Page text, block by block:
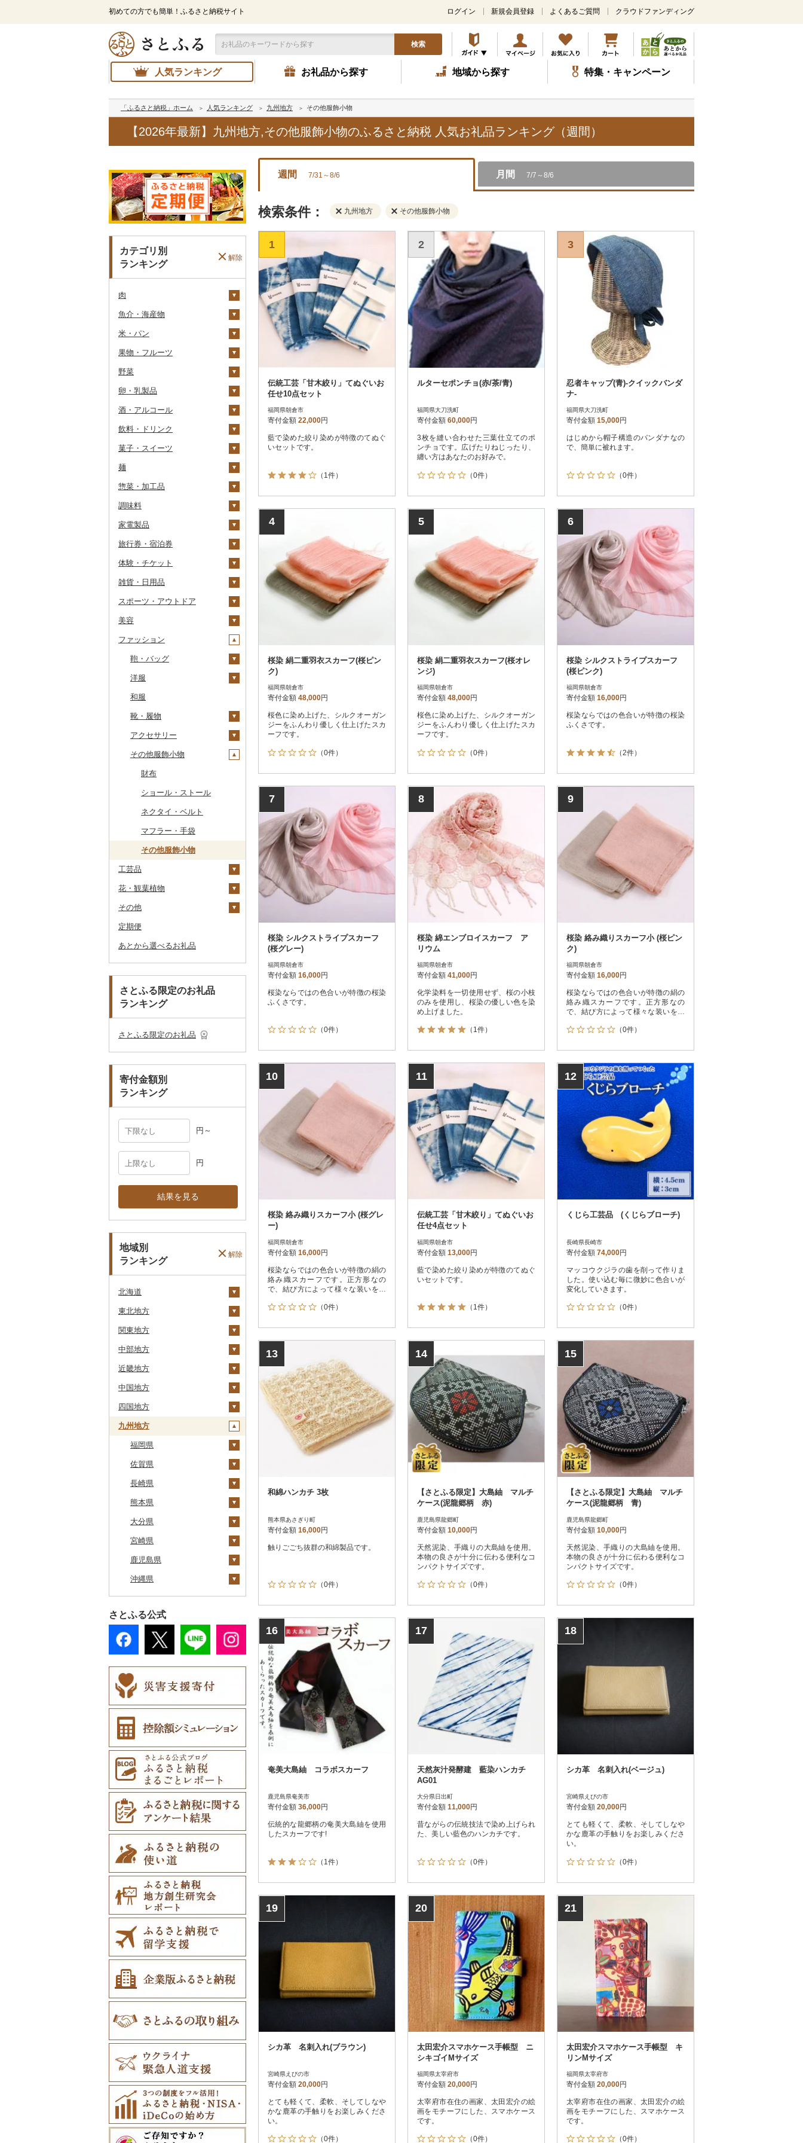
初めての方でも簡単！ふるさと納税サイト
メ
ン
コ
ン
テ
ツ
キ
ッ
プ
ログイン 新規会員登録 よくあるご質問 クラウドファンディング
検索
人気ランキング お礼品から探す 地域から探す 特集・キャンペーン
「ふるさと納税」ホーム 人気ランキング 九州地方 その他服飾小物
【2026年最新】九州地方,その他服飾小物のふるさと納税 人気お礼品ランキング（週間）
カテゴリ別
ランキング
解除
肉
牛肉（精肉）
ステーキ
すき焼き
焼肉
牛タン
和牛
黒毛和牛
仙台牛
米沢牛
山形牛
常陸牛
上州牛
飛騨牛
近江牛
但馬牛
土佐あかうし
佐賀牛
長崎和牛
あか牛
宮崎牛
その他牛肉（精肉）
牛肉（加工品）
ハンバーグ
ローストビーフ
ビーフジャーキー
その他牛肉（加工品）
豚肉（精肉）
すき焼き
しゃぶしゃぶ
焼肉
アグー豚
豚肉（加工品）
ハンバーグ
もつ鍋
ハム
ソーセージ・ウインナ
鶏肉
鶏肉（精肉）
ハム・ソーセージ
唐揚げ
水炊き
地鶏
赤鶏さつま
その他鶏肉
鹿肉
馬肉
羊肉・ラム肉（ジンギス
魚介・海産物
カニ
ズワイガニ
毛ガニ
かにしゃぶ
その他カニ
エビ
ボタンエビ
伊勢海老
その他エビ
いくら
うに
明太子・たらこ
明太子
たらこ
その他魚卵
数の子
キャビア
その他魚卵
貝
鮑（アワビ）
牡蠣（カキ）
あさり
しじみ
サザエ
はまぐり
その他貝
鮮魚
鮭・サーモン
マグロ
イワシ
カツオ
金目鯛
クエ
サバ
さんま
鯛
のどぐろ
ふぐ
ブリ
ほっけ
その他鮮魚
イカ・タコ
イカ
タコ
海苔・海藻
海苔
わかめ
ひじき
その他海苔・海藻
干物
ししゃも
その他干物
その他魚介・加工品
しらす・ちりめん
かまぼこ・練り製品
米・パン
米
無洗米
玄米
金芽米
ゆめぴりか
コシヒカリ
はえぬき
さがびより
あきたこまち
ひとめぼれ
ミルキークィーン
ななつぼし
雑穀
餅
その他穀物加工品
パン
果物・フルーツ
ぶどう・マスカット
巨峰
ナガノパープル
ピオーネ
デラウェア
その他ぶどう・マスカ
いちご
りんご
もも
メロン
梨
和梨
洋梨・ラフランス
マンゴー
みかん・柑橘
みかん
レモン
不知火・デコポン
せとか
まどんな
ポンカン
その他柑橘
すいか
キウイ
柿（カキ）
ドライフルーツ
干し芋
その他ドライフルーツ
その他果物
びわ
ブルーベリー
パイナップル
栗
その他果物
野菜
いも
じゃがいも
さつまいも
その他いも
トマト
フルーツトマト
ミニトマト
玉ねぎ
ねぎ
根菜
人参
大根
自然薯
レンコン
にんにく・生姜
その他根菜
アスパラガス
豆
きのこ
しいたけ
松茸
その他きのこ
その他野菜
山菜
かぼちゃ
レタス
その他野菜
卵・乳製品
卵
チーズ
ヨーグルト
バター
その他乳製品
酒・アルコール
ビール・発泡酒
ビール
地ビール・クラフトビ
日本酒
純米吟醸
大吟醸
吟醸
その他日本酒
芋焼酎
麦焼酎
米焼酎
黒糖焼酎
その他焼酎
梅酒
泡盛
ワイン
白ワイン
赤ワイン
シャンパン・スパーク
ウイスキー
リキュール・洋酒
甘酒
ノンアルコール
その他酒
飲料・ドリンク
水・ミネラルウォーター
飲料
コーヒー豆
粉
ドリップ
茶
飲料
茶葉・ティーバッグ
静岡茶
足柄茶
知覧茶
八女茶
果汁飲料
りんごジュース
みかんジュース（オレ
紅茶
飲料
茶葉・ティーバッグ
その他飲料・ジュース
野菜ジュース
炭酸飲料
豆乳
菓子・スイーツ
クッキー
焼き菓子
プリン
ゼリー
チョコレート
カステラ
アイス・ジェラート
その他洋菓子
煎餅・おかき
羊羹
饅頭
大福
その他和菓子
麺
ラーメン
うどん
そば
パスタ
ひやむぎ
そうめん
その他麺
惣菜・加工品
惣菜
餃子
シュウマイ
コロッケ
その他惣菜
カレー・シチュー
カレー
シチュー
鍋
肉
魚
その他鍋
ピザ
レトルト
スープ
豆腐・納豆
豆腐
納豆
漬物
梅干
キムチ
その他漬物
缶詰・瓶詰
肉
魚
果物
ジャム
その他缶詰・瓶詰
乾物
燻製（スモーク）
おせち
その他加工品
調味料
砂糖
塩
醤油
味噌
酢
だし
食用油
えごま油
オリーブオイル
ごま油
その他食用油
はちみつ
ドレッシング
その他調味料
みりん
ケチャップ
こしょう
その他調味料
家電製品
季節・空調家電
キッチン家電
照明器具
パソコン・周辺機器
TV・オーディオ・カメラ
美容・健康家電
カー用品
時計
その他家電
旅行券・宿泊券
旅行券
JTBふるさと旅行クー
その他旅行券
宿泊券
体験・チケット
PayPay商品券
食事券
温泉・サウナ・スパ利用
券
ゴルフプレー券
GDOふるさとゴルフ
券
花火大会チケット
カタログギフト
その他体験・チケット
雑貨・日用品
家具・インテリア
机・テーブル
椅子・チェア・ソファ
その他家具・インテリ
寝具
布団
枕
毛布
タオルケット
その他寝具
タオル
泉州タオル
その他タオル
文房具・印鑑
ボールペン
ノート・ファイル
印鑑
その他文房具
食器
グラス・カップ
タンブラー
箸
スプーン・フォーク・
キッチン用品
包丁
フライパン
鍋
まな板
土鍋
その他キッチン用品
日用品
洗剤
トイレットペーパー
ティッシュ
その他日用品
楽器・器材
本・CD・DVD
おもちゃ・ぬいぐるみ
ご当地キャラクター
ベビー用品
ペット用品
防災グッズ
その他雑貨
スポーツ・アウトドア
ゴルフ
ゴルフボール
ゴルフクラブ
ゴルフウェア
その他ゴルフ
釣り
サイクリング
アウトドア・キャンプ
その他スポーツ
ウェア・ユニフォーム
その他スポーツ
美容
スキンケア
化粧水・乳液・美容液
洗顔
その他スキンケア
シャンプー・リンス
石鹸・ボディーソープ
入浴剤
アロマ
プロテイン
その他美容
ファッション
鞄・バッグ
トートバッグ・ショル
ツケース
その他鞄・バッグ
洋服
女性・レディース
男性・メンズ
子供・ベビー
その他洋服
和服
靴・履物
靴・シューズ
スリッパ・下駄・草履
その他靴・履物
アクセサリー
ペンダント・ネックレ
その他服飾小物
財布
ショール・ストール
ネクタイ・ベルト
マフラー・手袋
その他服飾小物
工芸品
織物
本場奄美大島紬
陶器・漆器
唐津焼
備前焼
美濃焼
村上木彫堆朱
その他装飾品・工芸品
数珠
工芸品
播州そろばん
美濃和紙
花・観葉植物
観葉植物・苗木
花
胡蝶蘭
造花・プリザーブドフ
ラワー
その他花
盆栽・その他
その他
地域サービス
その他
定期便
あとから選べるお礼品
さとふる限定のお礼品
ランキング
さとふる限定のお礼品
寄付金額別
ランキング
円～
円
結果を見る
地域別
ランキング
解除
北海道
安平町
八雲町
鹿部町
江差町
白老町
せたな町
旭川市
森町
稚内市
標津町
清里町
北斗市
留萌市
白糠町
釧路町
名寄市
美唄市
厚岸町
南富良野町
上富良野町
和寒町
乙部町
根室市
三笠市
東川町
厚真町
奥尻町
網走市
浦河町
広尾町
中札内村
比布町
鶴居村
釧路市
苫前町
当別町
占冠村
上士幌町
平取町
七飯町
北見市
登別市
東北地方
青森県
十和田市
大鰐町
南部町
五戸町
藤崎町
六ヶ所村
東北町
三戸町
東通村
黒石市
おいらせ町
鶴田町
階上町
深浦町
青森市
田子町
新郷村
野辺地町
六戸町
五所川原市
平川市
蓬田村
中泊町
外ヶ浜町
つがる市
弘前市
鰺ヶ沢町
むつ市
青森県（県庁）
三沢市
西目屋村
岩手県
宮古市
軽米町
岩手町
矢巾町
釜石市
野田村
普代村
一戸町
陸前高田市
紫波町
滝沢市
住田町
葛巻町
花巻市
岩泉町
田野畑村
遠野市
雫石町
岩手県（県庁）
一関市
久慈市
西和賀町
北上市
平泉町
洋野町
大船渡市
山田町
宮城県
柴田町
色麻町
丸森町
大衡村
加美町
利府町
白石市
登米市
山元町
名取市
川崎町
村田町
栗原市
富谷市
岩沼市
大崎市
石巻市
多賀城市
宮城県（県庁）
亘理町
蔵王町
女川町
気仙沼市
美里町
松島町
大和町
南三陸町
仙台市
大河原町
角田市
涌谷町
東松島市
秋田県
大潟村
横手市
能代市
小坂町
仙北市
井川町
潟上市
三種町
藤里町
湯沢市
大館市
由利本荘市
にかほ市
羽後町
秋田市
美郷町
東成瀬村
五城目町
北秋田市
八峰町
鹿角市
大仙市
八郎潟町
山形県
村山市
尾花沢市
上山市
河北町
酒田市
新庄市
長井市
小国町
南陽市
中山町
庄内町
大石田町
川西町
山形県（県庁）
東根市
飯豊町
鮭川村
大蔵村
山辺町
戸沢村
舟形町
最上町
真室川町
寒河江市
高畠町
山形市
三川町
大江町
米沢市
福島県
天栄村
広野町
鏡石町
須賀川市
小野町
棚倉町
古殿町
昭和村
下郷町
西郷村
二本松市
猪苗代町
郡山市
玉川村
いわき市
南会津町
田村市
磐梯町
三春町
本宮市
柳津町
鮫川村
福島市
葛尾村
三島町
桑折町
矢吹町
国見町
檜枝岐村
喜多方市
南相馬市
会津若松市
大熊町
浅川町
関東地方
茨城県
土浦市
取手市
つくば市
稲敷市
潮来市
五霞町
北茨城市
境町
かすみがうら市
牛久市
常陸太田市
つくばみらい市
下妻市
茨城町
神栖市
常総市
美浦村
河内町
ひたちなか市
龍ケ崎市
守谷市
常陸大宮市
笠間市
行方市
結城市
城里町
水戸市
桜川市
石岡市
茨城県（県庁）
坂東市
小美玉市
日立市
大子町
鹿嶋市
阿見町
那珂市
筑西市
栃木県
那須塩原市
市貝町
塩谷町
上三川町
佐野市
真岡市
高根沢町
大田原市
栃木市
日光市
小山市
宇都宮市
栃木県（県庁）
那珂川町
茂木町
矢板市
足利市
那須町
鹿沼市
下野市
益子町
芳賀町
野木町
群馬県
榛東村
下仁田町
玉村町
安中市
川場村
昭和村
甘楽町
明和町
沼田市
桐生市
吉岡町
太田市
高山村
みどり市
みなかみ町
富岡市
館林市
伊勢崎市
東吾妻町
前橋市
藤岡市
邑楽町
板倉町
嬬恋村
草津町
群馬県（県庁）
大泉町
長野原町
中之条町
埼玉県
春日部市
蕨市
戸田市
毛呂山町
久喜市
ふじみ野市
川島町
上里町
川口市
飯能市
長瀞町
羽生市
小鹿野町
鳩山町
神川町
東秩父村
横瀬町
三芳町
幸手市
日高市
蓮田市
川越市
宮代町
吉見町
入間市
志木市
北本市
桶川市
加須市
三郷市
八潮市
越生町
さいたま市
鴻巣市
嵐山町
千葉県
勝浦市
袖ケ浦市
我孫子市
長柄町
芝山町
八千代市
横芝光町
多古町
白子町
栄町
香取市
習志野市
君津市
南房総市
八街市
東金市
九十九里町
いすみ市
東庄町
館山市
大網白里市
一宮町
佐倉市
茂原市
野田市
山武市
鴨川市
印西市
神崎町
船橋市
千葉市
白井市
成田市
富津市
東京都
八王子市
日野市
昭島市
武蔵村山市
葛飾区
小金井市
墨田区
東久留米市
利島村
瑞穂町
大島町
国分寺市
中央区
あきる野市
中野区
荒川区
北区
多摩市
稲城市
世田谷区
日の出町
板橋区
千代田区
新宿区
江東区
青梅市
国立市
品川区
福生市
小平市
文京区
大田区
豊島区
神奈川県
南足柄市
松田町
大井町
中井町
愛川町
山北町
真鶴町
清川村
開成町
藤沢市
鎌倉市
伊勢原市
小田原市
湯河原町
秦野市
綾瀬市
横須賀市
三浦市
大磯町
箱根町
横浜市
川崎市
厚木市
海老名市
相模原市
座間市
二宮町
中部地方
新潟県
十日町市
弥彦村
阿賀町
出雲崎町
魚沼市
佐渡市
燕市
南魚沼市
関川村
新発田市
加茂市
小千谷市
田上町
五泉市
三条市
糸魚川市
上越市
阿賀野市
津南町
新潟県（県庁）
柏崎市
村上市
妙高市
聖籠町
刈羽村
湯沢町
富山県
射水市
氷見市
朝日町
高岡市
魚津市
砺波市
入善町
黒部市
立山町
富山県（県庁）
小矢部市
滑川市
富山市
南砺市
石川県
羽咋市
七尾市
白山市
穴水町
輪島市
中能登町
石川県（県庁）
野々市市
能登町
能美市
津幡町
宝達志水町
金沢市
かほく市
志賀町
加賀市
福井県
美浜町
小浜市
越前町
若狭町
鯖江市
高浜町
勝山市
福井県（県庁）
越前市
坂井市
あわら市
福井市
敦賀市
永平寺町
山梨県
富士吉田市
甲斐市
山梨市
富士川町
大月市
富士河口湖町
韮崎市
南アルプス市
市川三郷町
都留市
山梨県（県庁）
忍野村
中央市
北杜市
鳴沢村
西桂町
身延町
早川町
南部町
昭和町
甲府市
甲州市
長野県
高森町
御代田町
飯田市
青木村
南箕輪村
長野県（県庁）
上松町
高山村
南木曽町
朝日村
根羽村
須坂市
川上村
信濃町
南牧村
伊那市
立科町
東御市
中野市
豊丘村
売木村
木曽町
箕輪町
駒ヶ根市
王滝村
千曲市
辰野町
茅野市
喬木村
阿智村
小川村
宮田村
岐阜県
養老町
八百津町
池田町
関市
瑞穂市
飛騨市
岐南町
大野町
山県市
本巣市
大垣市
輪之内町
神戸町
瑞浪市
中津川市
高山市
郡上市
白川村
御嵩町
海津市
七宗町
笠松町
東白川村
土岐市
岐阜県（県庁）
下呂市
多治見市
垂井町
恵那市
白川町
各務原市
静岡県
下田市
静岡市
吉田町
函南町
藤枝市
御殿場市
浜松市
伊東市
沼津市
裾野市
焼津市
富士宮市
河津町
袋井市
熱海市
掛川市
伊豆の国市
小山町
森町
富士市
御前崎市
東伊豆町
西伊豆町
清水町
南伊豆町
松崎町
湖西市
磐田市
三島市
静岡県（県庁）
愛知県
清須市
田原市
安城市
北名古屋市
東栄町
豊山町
南知多町
みよし市
武豊町
幸田町
碧南市
岡崎市
愛知県（県庁）
蒲郡市
東郷町
犬山市
弥富市
東海市
春日井市
瀬戸市
大府市
半田市
あま市
岩倉市
小牧市
愛西市
長久手市
豊川市
尾張旭市
近畿地方
三重県
鈴鹿市
伊賀市
木曽岬町
多気町
松阪市
桑名市
志摩市
明和町
鳥羽市
いなべ市
紀北町
熊野市
南伊勢町
朝日町
紀宝町
四日市市
大台町
尾鷲市
三重県（県庁）
津市
名張市
東員町
玉城町
滋賀県
長浜市
高島市
草津市
近江八幡市
竜王町
甲賀市
湖南市
大津市
彦根市
栗東市
愛荘町
滋賀県（県庁）
米原市
多賀町
京都府
宮津市
伊根町
与謝野町
福知山市
亀岡市
城陽市
久御山町
京丹後市
井手町
木津川市
宇治田原町
長岡京市
笠置町
宇治市
京丹波町
京都府（府庁）
大山崎町
精華町
南山城村
京都市
舞鶴市
和束町
八幡市
向日市
大阪府
茨木市
豊能町
枚方市
河内長野市
泉佐野市
交野市
藤井寺市
能勢町
阪南市
貝塚市
岸和田市
忠岡町
寝屋川市
泉大津市
池田市
守口市
富田林市
松原市
柏原市
羽曳野市
大阪府（府庁）
吹田市
和泉市
高槻市
豊中市
箕面市
太子町
岬町
千早赤阪村
東大阪市
摂津市
島本町
高石市
兵庫県
上郡町
神河町
小野市
太子町
西宮市
佐用町
多可町
朝来市
市川町
三木市
福崎町
宍粟市
丹波市
豊岡市
加東市
稲美町
養父市
南あわじ市
洲本市
猪名川町
尼崎市
宝塚市
淡路市
丹波篠山市
香美町
芦屋市
神戸市
川西市
三田市
赤穂市
相生市
姫路市
奈良県
曽爾村
河合町
宇陀市
田原本町
山添村
大淀町
安堵町
王寺町
十津川村
広陵町
三郷町
下北山村
大和高田市
川西町
川上村
斑鳩町
平群町
黒滝村
御所市
上牧町
吉野町
奈良市
大和郡山市
野迫川村
葛城市
三宅町
生駒市
東吉野村
五條市
香芝市
桜井市
和歌山県
湯浅町
有田市
橋本市
広川町
和歌山市
海南市
那智勝浦町
美浜町
高野町
紀美野町
古座川町
新宮市
太地町
日高川町
紀の川市
上富田町
白浜町
由良町
すさみ町
有田川町
印南町
和歌山県（県庁）
みなべ町
かつらぎ町
田辺市
北山村
串本町
中国地方
鳥取県
鳥取県（県庁）
米子市
大山町
琴浦町
日野町
鳥取市
北栄町
境港市
智頭町
江府町
八頭町
若桜町
湯梨浜町
倉吉市
伯耆町
日吉津村
島根県
雲南市
海士町
津和野町
飯南町
安来市
知夫村
隠岐の島町
吉賀町
出雲市
奥出雲町
西ノ島町
浜田市
松江市
島根県（県庁）
岡山県
津山市
西粟倉村
久米南町
真庭市
新見市
美咲町
浅口市
美作市
岡山市
早島町
笠岡市
玉野市
瀬戸内市
和気町
井原市
備前市
総社市
新庄村
高梁市
勝央町
倉敷市
矢掛町
広島県
安芸太田町
世羅町
大竹市
廿日市市
北広島町
福山市
広島市
庄原市
府中市
大崎上島町
竹原市
呉市
海田町
三次市
府中町
三原市
安芸高田市
山口県
柳井市
平生町
山口県（県庁）
長門市
田布施町
防府市
上関町
山陽小野田市
山口市
宇部市
下関市
和木町
光市
四国地方
徳島県
阿波市
牟岐町
那賀町
三好市
鳴門市
藍住町
板野町
東みよし町
徳島県（県庁）
阿南市
上板町
海陽町
勝浦町
美波町
上勝町
石井町
小松島市
松茂町
佐那河内村
北島町
吉野川市
香川県
高松市
直島町
さぬき市
多度津町
三豊市
観音寺市
宇多津町
小豆島町
香川県（県庁）
土庄町
三木町
琴平町
善通寺市
坂出市
綾川町
丸亀市
愛媛県
今治市
鬼北町
西予市
八幡浜市
久万高原町
上島町
松前町
愛南町
新居浜市
伊予市
西条市
宇和島市
内子町
大洲市
愛媛県（県庁）
四国中央市
高知県
香美市
馬路村
芸西村
須崎市
日高村
室戸市
黒潮町
四万十市
奈半利町
津野町
四万十町
大川村
いの町
土佐町
安田町
南国市
仁淀川町
大月町
三原村
香南市
田野町
高知市
東洋町
越知町
安芸市
本山町
土佐清水市
北川村
佐川町
梼原町
宿毛市
九州地方
福岡県
那珂川市
添田町
大刀洗町
朝倉市
苅田町
川崎町
春日市
上毛町
中間市
太宰府市
赤村
香春町
志免町
筑紫野市
糸田町
東峰村
古賀市
久山町
大野城市
宗像市
水巻町
岡垣町
嘉麻市
筑後市
大木町
直方市
遠賀町
大任町
北九州市
宇美町
小郡市
福津市
粕屋町
佐賀県
嬉野市
佐賀県（県庁）
唐津市
江北町
みやき町
多久市
伊万里市
神埼市
有田町
基山町
吉野ヶ里町
小城市
佐賀市
鳥栖市
大町町
玄海町
白石町
太良町
長崎県
松浦市
時津町
諫早市
東彼杵町
長与町
対馬市
長崎県（県庁）
佐世保市
南島原市
長崎市
島原市
五島市
新上五島町
雲仙市
壱岐市
大村市
佐々町
平戸市
熊本県
上天草市
湯前町
玉名市
菊池市
山江村
宇城市
西原村
水上村
大津町
長洲町
天草市
水俣市
多良木町
五木村
あさぎり町
南関町
津奈木町
小国町
人吉市
荒尾市
産山村
益城町
御船町
山都町
阿蘇市
合志市
美里町
苓北町
嘉島町
相良村
大分県
九重町
由布市
竹田市
別府市
中津市
豊後大野市
杵築市
津久見市
宇佐市
佐伯市
大分市
臼杵市
国東市
日田市
姫島村
玖珠町
大分県（県庁）
宮崎県
えびの市
宮崎市
木城町
川南町
三股町
都城市
日向市
新富町
綾町
日南市
門川町
宮崎県（県庁）
国富町
高千穂町
西都市
西米良村
延岡市
五ヶ瀬町
高原町
小林市
高鍋町
美郷町
諸塚村
都農町
鹿児島県
指宿市
龍郷町
中種子町
出水市
いちき串木野市
湧水町
南さつま市
屋久島町
志布志市
奄美市
和泊町
長島町
薩摩川内市
大崎町
曽於市
鹿屋市
天城町
南種子町
知名町
与論町
錦江町
霧島市
鹿児島県（県庁）
阿久根市
日置市
肝付町
南大隅町
沖縄県
うるま市
嘉手納町
北谷町
宮古島市
座間味村
北中城村
久米島町
南風原町
南城市
北大東村
大宜味村
浦添市
本部町
今帰仁村
与那原町
東村
読谷村
恩納村
伊平屋村
西原町
金武町
宜野座村
名護市
国頭村
石垣市
伊是名村
さとふる公式
週間 7/31～8/6 月間 7/7～8/6
検索条件： 九州地方 その他服飾小物
1
伝統工芸「甘木絞り」てぬぐいお
任せ10点セット
福岡県朝倉市
寄付金額 22,000円
藍で染めた絞り染めが特徴のてぬぐ
いセットです。
（1件）
2
ルターセポンチョ(赤/茶/青)
福岡県大刀洗町
寄付金額 60,000円
3枚を縫い合わせた三葉仕立てのポ
ンチョです。広げたりねじったり、
纏い方はあなたのお好みで。
（0件）
3
忍者キャップ(青)-クイックバンダ
ナ-
福岡県大刀洗町
寄付金額 15,000円
はじめから帽子構造のバンダナなの
で、簡単に被れます。
（0件）
4
桜染 絹二重羽衣スカーフ(桜ピン
ク)
福岡県朝倉市
寄付金額 48,000円
桜色に染め上げた、シルクオーガン
ジーをふんわり優しく仕上げたスカ
ーフです。
（0件）
5
桜染 絹二重羽衣スカーフ(桜オレ
ンジ)
福岡県朝倉市
寄付金額 48,000円
桜色に染め上げた、シルクオーガン
ジーをふんわり優しく仕上げたスカ
ーフです。
（0件）
6
桜染 シルクストライプスカーフ
(桜ピンク)
福岡県朝倉市
寄付金額 16,000円
桜染ならではの色合いが特徴の桜染
ふくさです。
（2件）
7
桜染 シルクストライプスカーフ
(桜グレー)
福岡県朝倉市
寄付金額 16,000円
桜染ならではの色合いが特徴の桜染
ふくさです。
（0件）
8
桜染 綿エンブロイスカーフ ア
リウム
福岡県朝倉市
寄付金額 41,000円
化学染料を一切使用せず、桜の小枝
のみを使用し、桜染の優しい色を染
め上げました。
（1件）
9
桜染 絡み織りスカーフ小 (桜ピン
ク)
福岡県朝倉市
寄付金額 16,000円
桜染ならではの色合いが特徴の絹の
絡み織スカーフです。正方形なの
で、結び方によって様々な装いを楽
（0件）
10
桜染 絡み織りスカーフ小 (桜グレ
ー)
福岡県朝倉市
寄付金額 16,000円
桜染ならではの色合いが特徴の絹の
絡み織スカーフです。正方形なの
で、結び方によって様々な装いを楽
（0件）
11
伝統工芸「甘木絞り」てぬぐいお
任せ4点セット
福岡県朝倉市
寄付金額 13,000円
藍で染めた絞り染めが特徴のてぬぐ
いセットです。
（1件）
12
くじら工芸品 (くじらブローチ)
長崎県長崎市
寄付金額 74,000円
マッコウクジラの歯を削って作りま
した。使い込む毎に微妙に色合いが
変化していきます。
（0件）
13
和綿ハンカチ 3枚
熊本県あさぎり町
寄付金額 16,000円
触りごごち抜群の和綿製品です。
（0件）
14
【さとふる限定】大島紬 マルチ
ケース(泥龍郷柄 赤)
鹿児島県龍郷町
寄付金額 10,000円
天然泥染、手織りの大島紬を使用。
本物の良さが十分に伝わる便利なコ
ンパクトサイズです。
（0件）
15
【さとふる限定】大島紬 マルチ
ケース(泥龍郷柄 青)
鹿児島県龍郷町
寄付金額 10,000円
天然泥染、手織りの大島紬を使用。
本物の良さが十分に伝わる便利なコ
ンパクトサイズです。
（0件）
16
奄美大島紬 コラボスカーフ
鹿児島県奄美市
寄付金額 36,000円
伝統的な龍郷柄の奄美大島紬を使用
したスカーフです!
（1件）
17
天然灰汁発酵建 藍染ハンカチ
AG01
大分県日出町
寄付金額 11,000円
昔ながらの伝統技法で染め上げられ
た、美しい藍色のハンカチです。
（0件）
18
シカ革 名刺入れ(ベージュ)
宮崎県えびの市
寄付金額 20,000円
とても軽くて、柔軟、そしてしなや
かな鹿革の手触りをお楽しみくださ
い。
（0件）
19
シカ革 名刺入れ(ブラウン)
宮崎県えびの市
寄付金額 20,000円
とても軽くて、柔軟、そしてしなや
かな鹿革の手触りをお楽しみくださ
い。
（0件）
20
太田宏介スマホケース手帳型 ニ
シキゴイMサイズ
福岡県太宰府市
寄付金額 20,000円
太宰府市在住の画家、太田宏介の絵
画をモチーフにした、スマホケース
です。
（0件）
21
太田宏介スマホケース手帳型 キ
リンMサイズ
福岡県太宰府市
寄付金額 20,000円
太宰府市在住の画家、太田宏介の絵
画をモチーフにした、スマホケース
です。
（0件）